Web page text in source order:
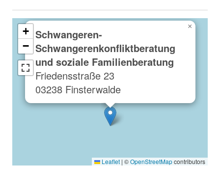
Schwangeren-
Schwangerenkonfliktberatung
und soziale Familienberatung
Friedensstraße 23
03238 Finsterwalde
×
+
−
Leaflet | ©OpenStreetMapcontributors